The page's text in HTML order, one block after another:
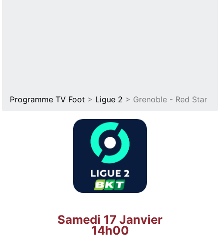
Programme TV Foot > Ligue 2 > Grenoble - Red Star
Samedi 17 Janvier
14h00